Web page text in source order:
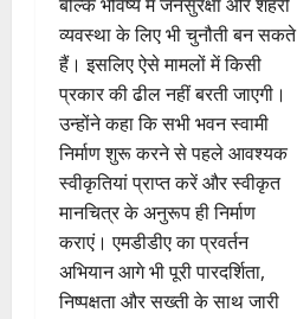
व्यवस्था के लिए भी चुनौती बन सकते
हैं। इसलिए ऐसे मामलों में किसी
प्रकार की ढील नहीं बरती जाएगी।
उन्होंने कहा कि सभी भवन स्वामी
निर्माण शुरू करने से पहले आवश्यक
स्वीकृतियां प्राप्त करें और स्वीकृत
मानचित्र के अनुरूप ही निर्माण
कराएं। एमडीडीए का प्रवर्तन
अभियान आगे भी पूरी पारदर्शिता,
निष्पक्षता और सख्ती के साथ जारी